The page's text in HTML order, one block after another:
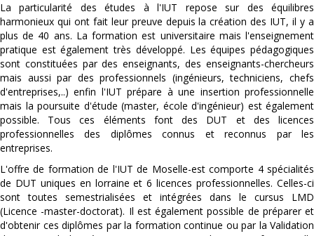
La particularité des études à l'IUT repose sur des équilibres
harmonieux qui ont fait leur preuve depuis la création des IUT, il y a
plus de 40 ans. La formation est universitaire mais l'enseignement
pratique est également très développé. Les équipes pédagogiques
sont constituées par des enseignants, des enseignants-chercheurs
mais aussi par des professionnels (ingénieurs, techniciens, chefs
d'entreprises,..) enfin l'IUT prépare à une insertion professionnelle
mais la poursuite d'étude (master, école d'ingénieur) est également
possible. Tous ces éléments font des DUT et des licences
professionnelles des diplômes connus et reconnus par les
entreprises.
L'offre de formation de l'IUT de Moselle-est comporte 4 spécialités
de DUT uniques en lorraine et 6 licences professionnelles. Celles-ci
sont toutes semestrialisées et intégrées dans le cursus LMD
(Licence -master-doctorat). Il est également possible de préparer et
d'obtenir ces diplômes par la formation continue ou par la Validation